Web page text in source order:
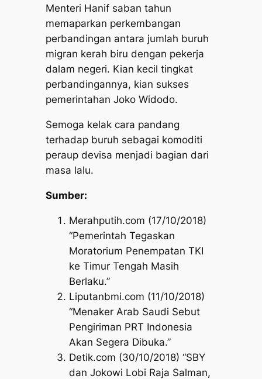
Menteri Hanif saban tahun
memaparkan perkembangan
perbandingan antara jumlah buruh
migran kerah biru dengan pekerja
dalam negeri. Kian kecil tingkat
perbandingannya, kian sukses
pemerintahan Joko Widodo.
Semoga kelak cara pandang
terhadap buruh sebagai komoditi
peraup devisa menjadi bagian dari
masa lalu.
Sumber:
Merahputih.com (17/10/2018)
“Pemerintah Tegaskan
Moratorium Penempatan TKI
ke Timur Tengah Masih
Berlaku.”
Liputanbmi.com (11/10/2018)
“Menaker Arab Saudi Sebut
Pengiriman PRT Indonesia
Akan Segera Dibuka.”
Detik.com (30/10/2018) “SBY
dan Jokowi Lobi Raja Salman,